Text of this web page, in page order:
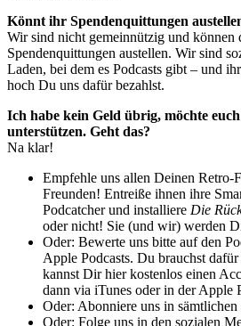
Könnt ihr Spendenquittungen
Wir sind nicht gemeinnützig und können
Spendenquittungen austellen. Wir sind
Laden, bei dem es Podcasts gibt – und
hoch Du uns dafür bezahlst.
Ich habe kein Geld übrig, möchte
unterstützen. Geht das?
Na klar!
Empfehle uns allen Deinen Retro-
Freunden! Entreiße ihnen ihre
Podcatcher und installiere Die
oder nicht! Sie (und wir) werden
Oder: Bewerte uns bitte auf den
Apple Podcasts. Du brauchst
kannst Dir hier kostenlos einen
dann via iTunes oder in der Apple
Oder: Abonniere uns in sämtlichen
Oder: Folge uns in den sozialen